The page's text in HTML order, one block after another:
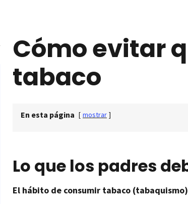
Cómo evitar
tabaco
En esta página [ mostrar ]
Lo que los padres
El hábito de consumir tabaco